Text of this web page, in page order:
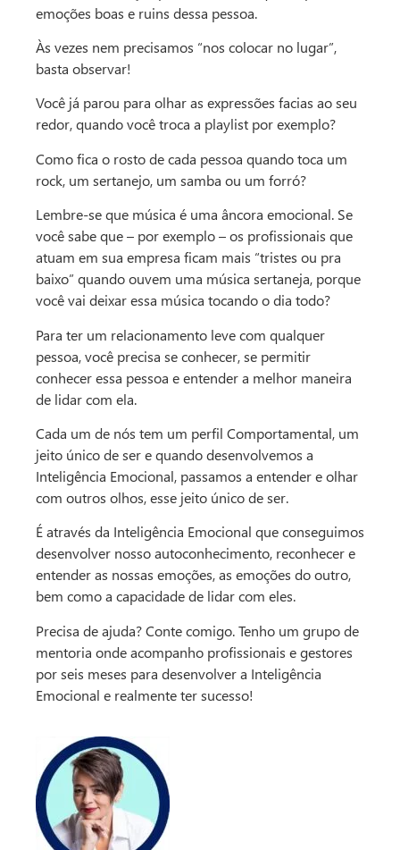
emoções boas e ruins dessa pessoa.
Às vezes nem precisamos “nos colocar no lugar”,
basta observar!
Você já parou para olhar as expressões facias ao seu
redor, quando você troca a playlist por exemplo?
Como fica o rosto de cada pessoa quando toca um
rock, um sertanejo, um samba ou um forró?
Lembre-se que música é uma âncora emocional. Se
você sabe que – por exemplo – os profissionais que
atuam em sua empresa ficam mais “tristes ou pra
baixo” quando ouvem uma música sertaneja, porque
você vai deixar essa música tocando o dia todo?
Para ter um relacionamento leve com qualquer
pessoa, você precisa se conhecer, se permitir
conhecer essa pessoa e entender a melhor maneira
de lidar com ela.
Cada um de nós tem um perfil Comportamental, um
jeito único de ser e quando desenvolvemos a
Inteligência Emocional, passamos a entender e olhar
com outros olhos, esse jeito único de ser.
É através da Inteligência Emocional que conseguimos
desenvolver nosso autoconhecimento, reconhecer e
entender as nossas emoções, as emoções do outro,
bem como a capacidade de lidar com eles.
Precisa de ajuda? Conte comigo. Tenho um grupo de
mentoria onde acompanho profissionais e gestores
por seis meses para desenvolver a Inteligência
Emocional e realmente ter sucesso!